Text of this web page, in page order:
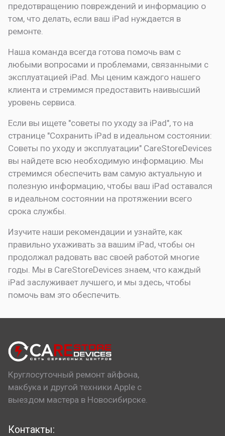
предотвращению повреждений и информацию о
том, что делать, если ваш iPad нуждается в
ремонте.
Наша команда всегда готова помочь вам с
любыми вопросами и проблемами, связанными с
эксплуатацией iPad. Мы ценим каждого нашего
клиента и стремимся предоставить наивысший
уровень сервиса.
Если вы ищете "советы по уходу за iPad", то на
странице "Сохранить iPad в идеальном состоянии:
Советы по уходу и эксплуатации" CareStoreDevices
вы найдете всю необходимую информацию. Мы
стремимся обеспечить вам самую актуальную и
полезную информацию, чтобы ваш iPad оставался
в идеальном состоянии на протяжении всего
срока службы.
Изучите наши рекомендации и узнайте, как
правильно ухаживать за вашим iPad, чтобы он
продолжал радовать вас своей работой многие
годы. Мы в CareStoreDevices знаем, что каждый
iPad заслуживает лучшего, и мы здесь, чтобы
помочь вам это обеспечить.
Круглосуточный ремонт айфона,
макбука и другой техники Apple с
выездом мастера в Новосибирске.
Контакты: